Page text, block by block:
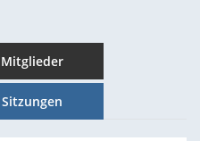
Mitglieder
Sitzungen